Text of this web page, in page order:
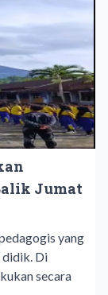
Jumat
yang
Di
secara